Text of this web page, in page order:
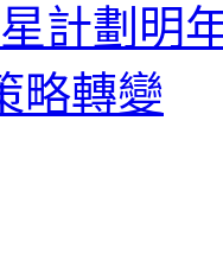
計劃明
略轉變